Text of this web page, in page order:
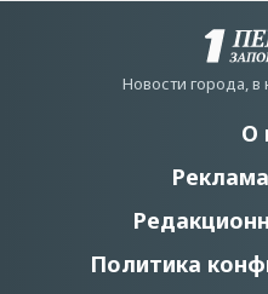
Новости города,
О
Политика